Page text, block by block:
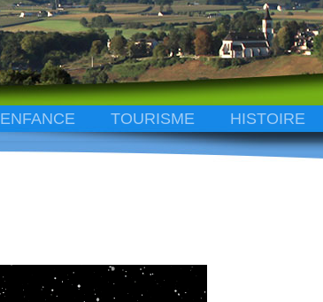
ENFANCE TOURISME HISTOIRE